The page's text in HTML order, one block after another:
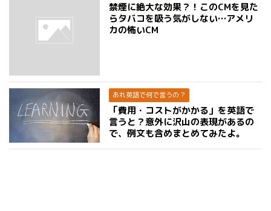
禁煙に絶大な効果？！このCMを見た
らタバコを吸う気がしない…アメリ
カの怖いCM
あれ英語で何で言うの？
「費用・コストがかかる」を英語で
言うと？意外に沢山の表現があるの
で、例文も含めまとめてみたよ。